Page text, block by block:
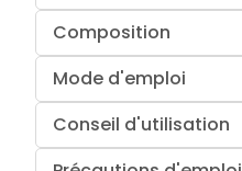
Composition
Mode d'emploi
Conseil d'utilisation